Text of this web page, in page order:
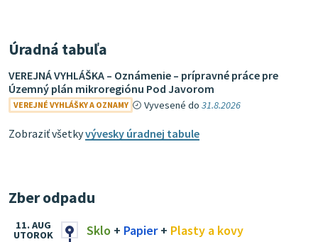
Úradná tabuľa
VEREJNÁ VYHLÁŠKA – Oznámenie – prípravné práce pre
Územný plán mikroregiónu Pod Javorom
VEREJNÉ VYHLÁŠKY A OZNAMY Vyvesené do31.8.2026
Zobraziť všetkyvývesky úradnej tabule
Zber odpadu
Sklo + Papier+ Plasty a kovy
11. AUG
UTOROK